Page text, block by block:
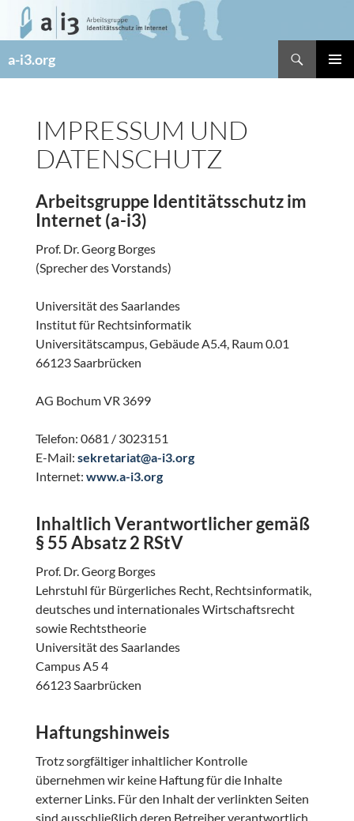
Zum
Inhalt
a-i3.org
IMPRESSUM UND
DATENSCHUTZ
Arbeitsgruppe Identitätsschutz im
Internet (a-i3)
Prof. Dr. Georg Borges
(Sprecher des Vorstands)
Universität des Saarlandes
Institut für Rechtsinformatik
Universitätscampus, Gebäude A5.4, Raum 0.01
66123 Saarbrücken
AG Bochum VR 3699
Telefon: 0681 / 3023151
E-Mail: sekretariat@a-i3.org
Internet: www.a-i3.org
Inhaltlich Verantwortlicher gemäß
§ 55 Absatz 2 RStV
Prof. Dr. Georg Borges
Lehrstuhl für Bürgerliches Recht, Rechtsinformatik,
deutsches und internationales Wirtschaftsrecht
sowie Rechtstheorie
Universität des Saarlandes
Campus A5 4
66123 Saarbrücken
Haftungshinweis
Trotz sorgfältiger inhaltlicher Kontrolle
übernehmen wir keine Haftung für die Inhalte
externer Links. Für den Inhalt der verlinkten Seiten
sind ausschließlich deren Betreiber verantwortlich.